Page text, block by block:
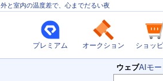
外と室内の温度差で、心までだるい夜
プレミアム オークション ショッ
検
索
ウェブAIモー